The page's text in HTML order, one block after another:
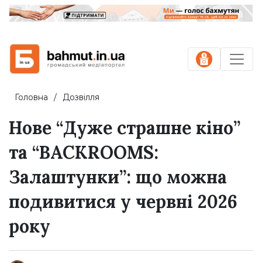
Головна Дозвілля
Нове “Дуже страшне кіно”
та “BACKROOMS:
Залаштунки”: що можна
подивитися у червні 2026
року